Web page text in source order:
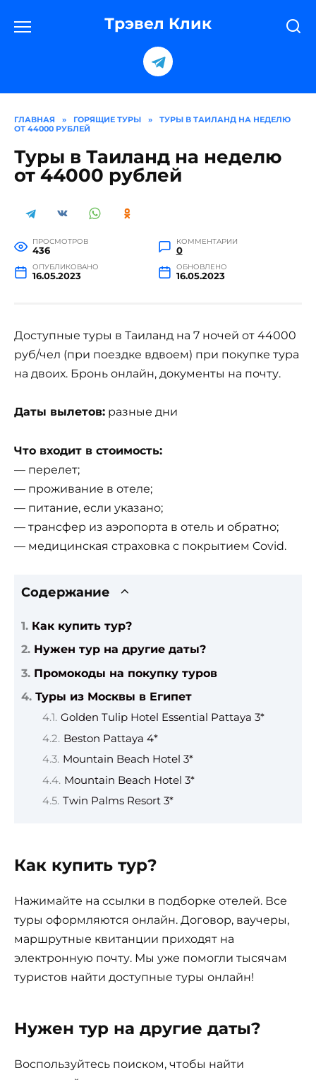
содержанию
Трэвел Клик
ГЛАВНАЯ » ГОРЯЩИЕ ТУРЫ »
ТУРЫ В ТАИЛАНД НА НЕДЕЛЮ
ОТ 44000 РУБЛЕЙ
Туры в Таиланд на неделю
от 44000 рублей
ПРОСМОТРОВ
436
КОММЕНТАРИИ
0
ОПУБЛИКОВАНО
16.05.2023
ОБНОВЛЕНО
16.05.2023
Доступные туры в Таиланд на 7 ночей от 44000
руб/чел (при поездке вдвоем) при покупке тура
на двоих. Бронь онлайн, документы на почту.
Даты вылетов: разные дни
Что входит в стоимость:
— перелет;
— проживание в отеле;
— питание, если указано;
— трансфер из аэропорта в отель и обратно;
— медицинская страховка с покрытием Covid.
Содержание
Как купить тур?
Нужен тур на другие даты?
Промокоды на покупку туров
Туры из Москвы в Египет
Golden Tulip Hotel Essential Pattaya 3*
Beston Pattaya 4*
Mountain Beach Hotel 3*
Mountain Beach Hotel 3*
Twin Palms Resort 3*
Как купить тур?
Нажимайте на ссылки в подборке отелей. Все
туры оформляются онлайн. Договор, ваучеры,
маршрутные квитанции приходят на
электронную почту. Мы уже помогли тысячам
туристов найти доступные туры онлайн!
Нужен тур на другие даты?
Воспользуйтесь поиском, чтобы найти